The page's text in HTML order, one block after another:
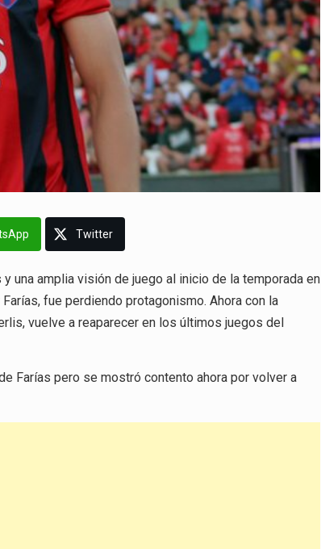
Twitter
una amplia visión de juego al inicio de la temporada en
fue perdiendo protagonismo. Ahora con la
vuelve a reaparecer en los últimos juegos del
Farías pero se mostró contento ahora por volver a